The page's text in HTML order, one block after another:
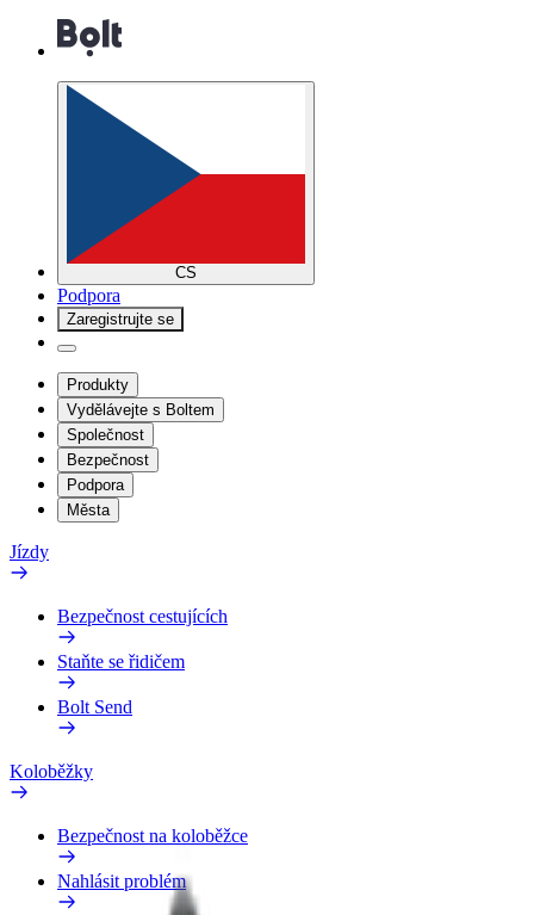
CS
Podpora
Zaregistrujte se
Produkty
Vydělávejte s Boltem
Společnost
Bezpečnost
Podpora
Města
Jízdy
Bezpečnost cestujících
Staňte se řidičem
Bolt Send
Koloběžky
Bezpečnost na koloběžce
Nahlásit problém